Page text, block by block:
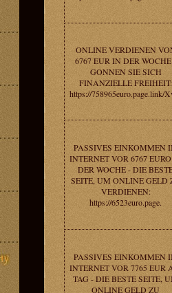
ONLINE VERDIENEN
6767 EUR IN DER
GONNEN SIE SICH
FINANZIELLE FREIHEIT:
https://758965euro.page.link/
PASSIVES EINKOMMEN
INTERNET VOR 6767
DER WOCHE - DIE
SEITE, UM ONLINE GELD
VERDIENEN:
https://6523euro.page.
PASSIVES EINKOMMEN
INTERNET VOR 7765 EUR
TAG - DIE BESTE SEITE,
ONLINE GELD ZU